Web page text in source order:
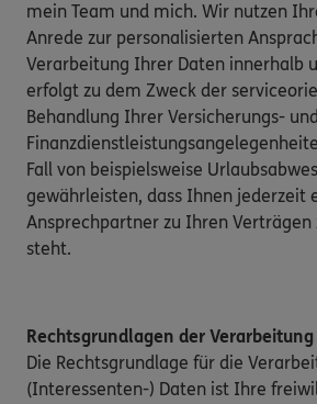
mein Team und mich. Wir nutzen
Anrede zur personalisierten
Verarbeitung Ihrer Daten innerhalb
erfolgt zu dem Zweck der
Behandlung Ihrer Versicherungs-
Fall von beispielsweise
gewährleisten, dass Ihnen jederzeit
Ansprechpartner zu Ihren Verträgen
steht.
Rechtsgrundlagen der Verarbeitung
Die Rechtsgrundlage für die
(Interessenten-) Daten ist Ihre